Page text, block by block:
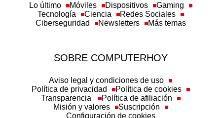
Lo último Móviles Dispositivos
Gaming
Tecnología
Ciencia
Redes Sociales
Ciberseguridad
Newsletters Más temas
SOBRE COMPUTERHOY
Aviso legal y condiciones de uso
Política de privacidad
Política de cookies
Transparencia
Política de afiliación
Misión y valores
Suscripción
Configuración de cookies